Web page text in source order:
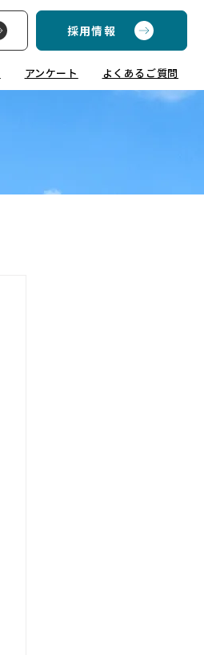
採用情報
アンケート よくあるご質問